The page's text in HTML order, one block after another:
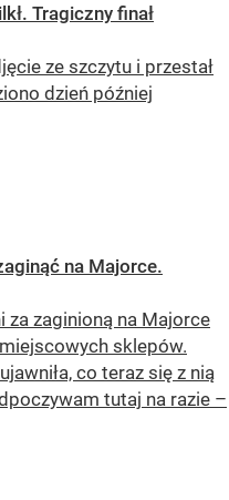
Tragiczny finał
ze szczytu i przestał
dzień później
na Majorce.
za zaginioną na Majorce
sklepów.
co teraz się z nią
tutaj na razie –